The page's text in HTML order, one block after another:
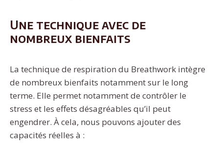
Une technique avec de
nombreux bienfaits
La technique de respiration du Breathwork intègre
de nombreux bienfaits notamment sur le long
terme. Elle permet notamment de contrôler le
stress et les effets désagréables qu’il peut
engendrer. À cela, nous pouvons ajouter des
capacités réelles à :